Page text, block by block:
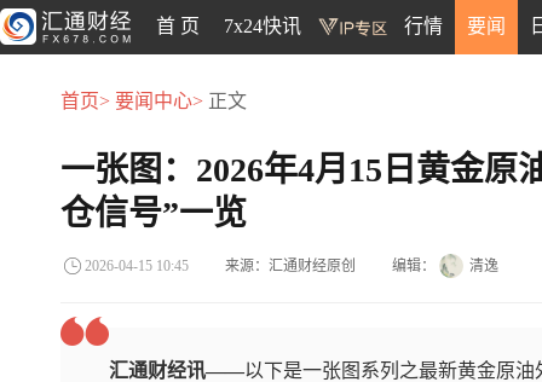
首 页 7x24快讯 行情 要闻
首页> 要闻中心> 正文
一张图：2026年4月15日黄金原
仓信号”一览
2026-04-15 10:45 来源：汇通财经原创 编辑： 清逸
汇通财经讯——以下是一张图系列之最新黄金原